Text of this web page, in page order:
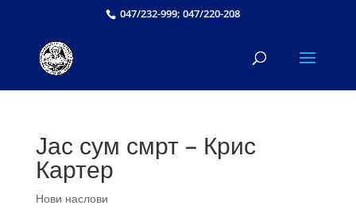
047/232-999; 047/220-208
Јас сум смрт – Крис
Картер
Нови наслови